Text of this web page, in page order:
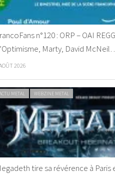
n°120 : ORP – OAI
Marty, David
2026
METAL WEBZINE METAL
tire sa révérence à Paris